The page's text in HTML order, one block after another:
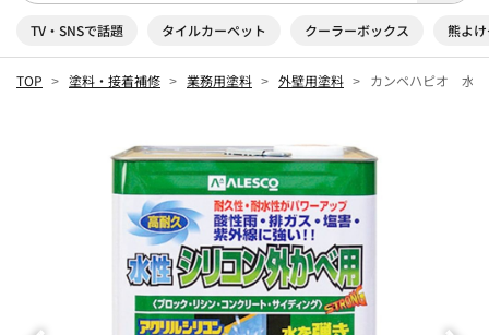
TV・SNSで話題 タイルカーペット クーラーボックス 熊よ
TOP 塗料・接着補修 業務用塗料 外壁用塗料 カンペハピオ 水